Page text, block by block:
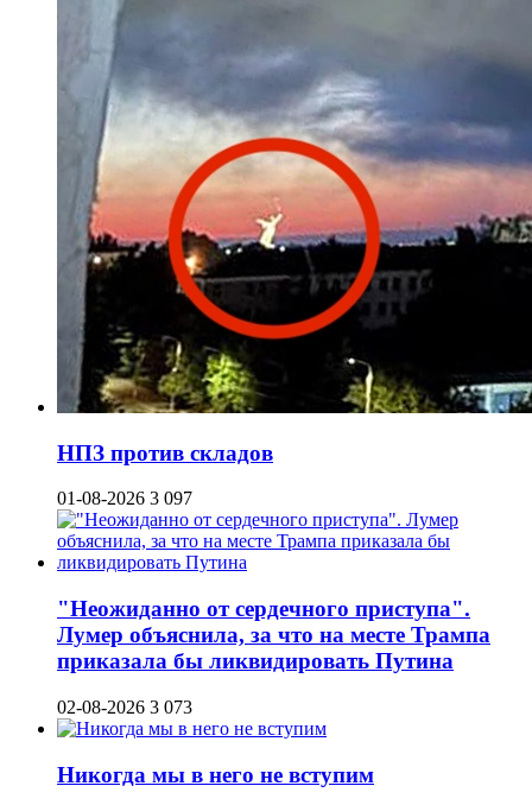
НПЗ против складов
01-08-2026 3 097
"Неожиданно от сердечного приступа".
Лумер объяснила, за что на месте Трампа
приказала бы ликвидировать Путина
02-08-2026 3 073
Никогда мы в него не вступим